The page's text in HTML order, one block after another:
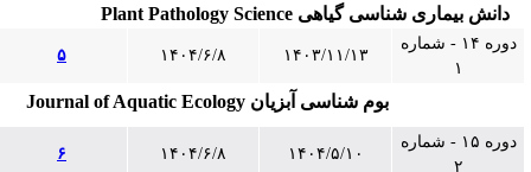
دانش بیماری شناسی گیاهی Plant Pathology Science
دوره ۱۴ - شماره
۱۴۰۳/۱۱/۱۳ ۱۴۰۴/۶/۸
بوم شناسی آبزیان Journal of Aquatic Ecology
دوره ۱۵ - شماره
۱۴۰۴/۵/۱۰ ۱۴۰۴/۶/۸